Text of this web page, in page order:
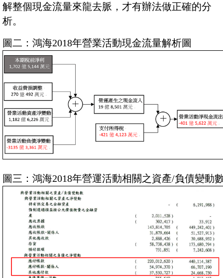
解整個現金流量來龍去脈，才有辦法做正確的分
析。
圖二：鴻海2018年營業活動現金流量解析圖
圖三：鴻海2018年營運活動相關之資產/負債變動